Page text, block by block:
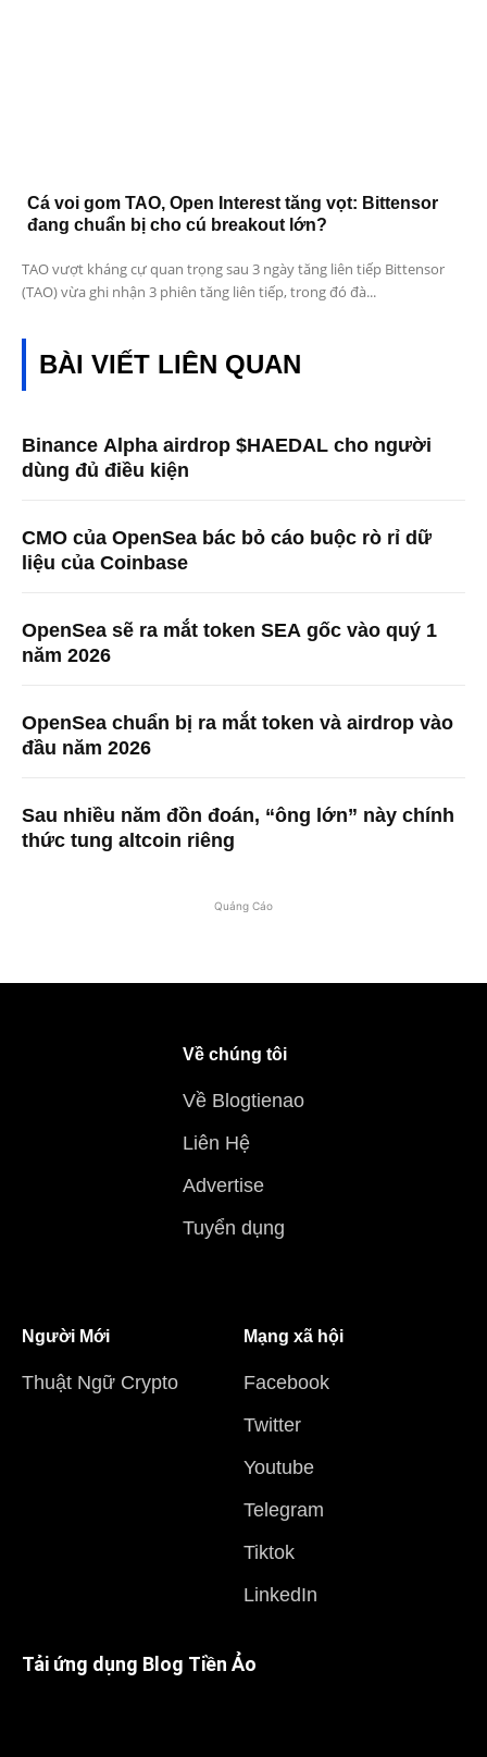
Cá voi gom TAO, Open Interest tăng vọt: Bittensor
đang chuẩn bị cho cú breakout lớn?
TAO vượt kháng cự quan trọng sau 3 ngày tăng liên tiếp Bittensor
(TAO) vừa ghi nhận 3 phiên tăng liên tiếp, trong đó đà...
BÀI VIẾT LIÊN QUAN
Binance Alpha airdrop $HAEDAL cho người
dùng đủ điều kiện
CMO của OpenSea bác bỏ cáo buộc rò rỉ dữ
liệu của Coinbase
OpenSea sẽ ra mắt token SEA gốc vào quý 1
năm 2026
OpenSea chuẩn bị ra mắt token và airdrop vào
đầu năm 2026
Sau nhiều năm đồn đoán, “ông lớn” này chính
thức tung altcoin riêng
Quảng Cáo
Về chúng tôi
Về Blogtienao
Liên Hệ
Advertise
Tuyển dụng
Người Mới
Thuật Ngữ Crypto
Mạng xã hội
Facebook
Twitter
Youtube
Telegram
Tiktok
LinkedIn
Tải ứng dụng Blog Tiền Ảo